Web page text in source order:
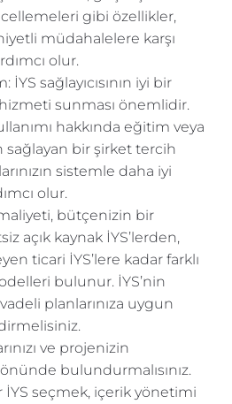
gibi özellikler,
müdahalelere karşı
olur.
sağlayıcısının iyi bir
sunması önemlidir.
hakkında eğitim veya
bir şirket tercih
sistemle daha iyi
olur.
bütçenizin bir
açık kaynak İYS’lerden,
ticari İYS’lere kadar farklı
bulunur. İYS’nin
planlarınıza uygun
ve projenizin
bulundurmalısınız.
İYS seçmek, içerik yönetimi